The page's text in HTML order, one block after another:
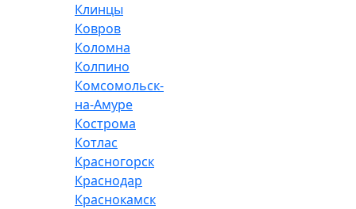
Клинцы
Ковров
Коломна
Колпино
Комсомольск-
на-Амуре
Кострома
Котлас
Красногорск
Краснодар
Краснокамск